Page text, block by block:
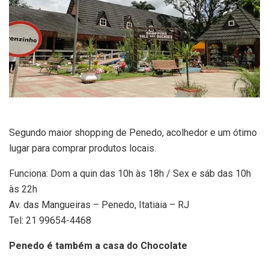
Segundo maior shopping de Penedo, acolhedor e um ótimo
lugar para comprar produtos locais.
Funciona: Dom a quin das 10h às 18h / Sex e sáb das 10h
às 22h
Av. das Mangueiras – Penedo, Itatiaia – RJ
Tel: 21 99654-4468
Penedo é também a casa do Chocolate